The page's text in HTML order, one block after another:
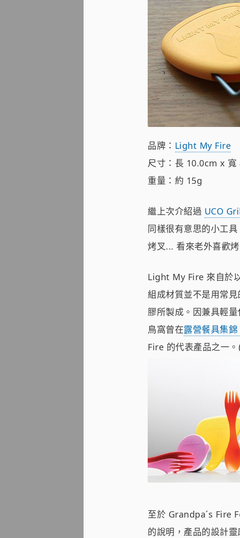
品牌： Light My Fire
尺寸：長 10.0cm x 寬
重量：約 15g
繼上次介紹過 UCO
同樣很有意思的小工
烤叉... 看來老外喜歡
Light My Fire 來自於
組成材質並不是用常
膠所製成。因兼具輕
鳥窩曾在露營餐具集
Fire 的代表產品之一。
至於 Grandpa´s Fire
的說明，產品的設計